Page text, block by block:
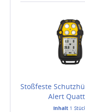
Stoßfeste
Alert
Inhalt 1